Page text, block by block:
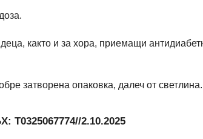
както и за хора, приемащи
затворена опаковка, далеч от светлина.
Т0325067774//2.10.2025